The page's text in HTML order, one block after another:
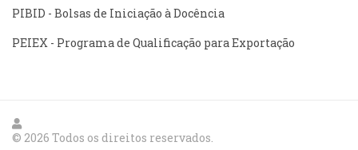
PIBID - Bolsas de Iniciação à Docência
PEIEX - Programa de Qualificação para Exportação
© 2026 Todos os direitos reservados.